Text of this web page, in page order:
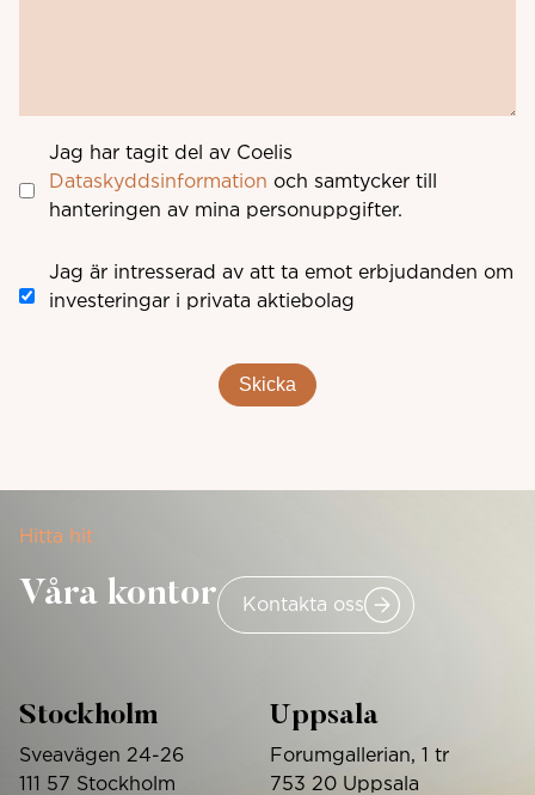
Jag har tagit del av Coelis
Dataskyddsinformation och samtycker till
hanteringen av mina personuppgifter.
Jag är intresserad av att ta emot erbjudanden om
investeringar i privata aktiebolag
Skicka
Hitta hit
Våra kontor Kontakta oss
Stockholm
Sveavägen 24-26
111 57 Stockholm
Uppsala
Forumgallerian, 1 tr
753 20 Uppsala